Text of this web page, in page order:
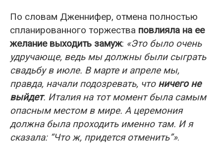
По словам Дженнифер, отмена полностью
спланированного торжества повлияла на ее
желание выходить замуж: «Это было очень
удручающе, ведь мы должны были сыграть
свадьбу в июле. В марте и апреле мы,
правда, начали подозревать, что ничего не
выйдет. Италия на тот момент была самым
опасным местом в мире. А церемония
должна была проходить именно там. И я
сказала: “Что ж, придется отменить”».